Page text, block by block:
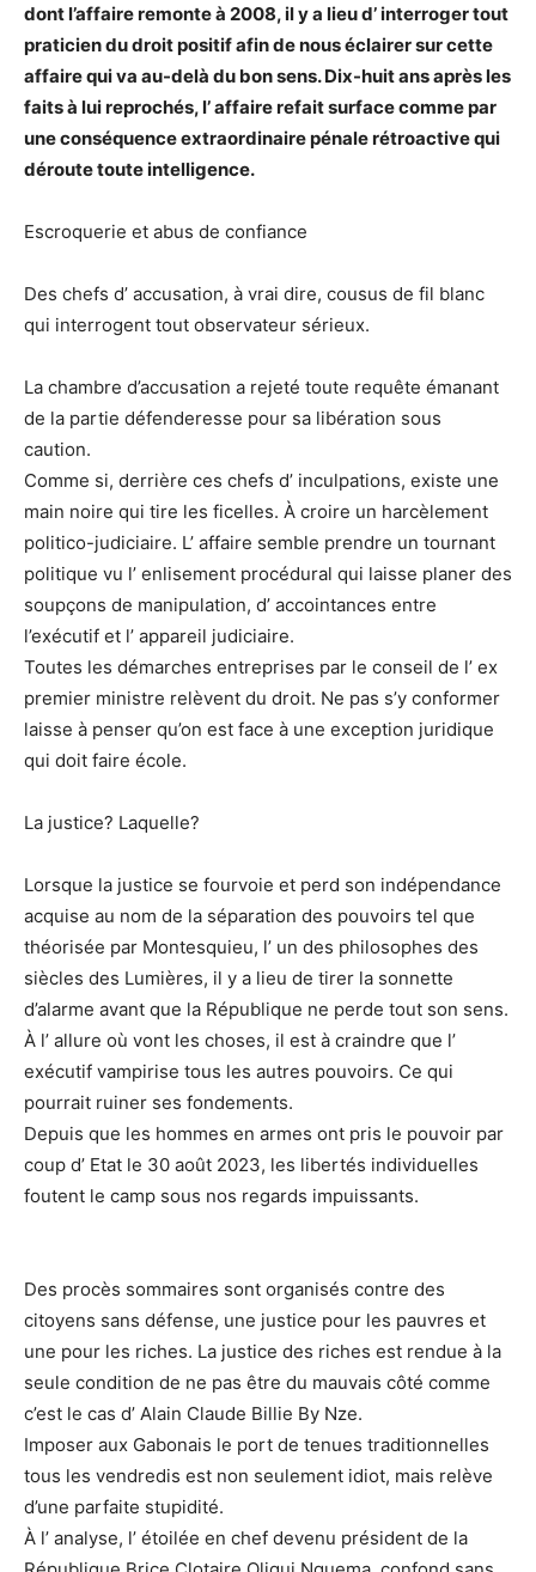
dont l’affaire remonte à 2008, il y a lieu d’ interroger tout
praticien du droit positif afin de nous éclairer sur cette
affaire qui va au-delà du bon sens. Dix-huit ans après les
faits à lui reprochés, l’ affaire refait surface comme par
une conséquence extraordinaire pénale rétroactive qui
déroute toute intelligence.
Escroquerie et abus de confiance
Des chefs d’ accusation, à vrai dire, cousus de fil blanc
qui interrogent tout observateur sérieux.
La chambre d’accusation a rejeté toute requête émanant
de la partie défenderesse pour sa libération sous
caution.
Comme si, derrière ces chefs d’ inculpations, existe une
main noire qui tire les ficelles. À croire un harcèlement
politico-judiciaire. L’ affaire semble prendre un tournant
politique vu l’ enlisement procédural qui laisse planer des
soupçons de manipulation, d’ accointances entre
l’exécutif et l’ appareil judiciaire.
Toutes les démarches entreprises par le conseil de l’ ex
premier ministre relèvent du droit. Ne pas s’y conformer
laisse à penser qu’on est face à une exception juridique
qui doit faire école.
La justice? Laquelle?
Lorsque la justice se fourvoie et perd son indépendance
acquise au nom de la séparation des pouvoirs tel que
théorisée par Montesquieu, l’ un des philosophes des
siècles des Lumières, il y a lieu de tirer la sonnette
d’alarme avant que la République ne perde tout son sens.
À l’ allure où vont les choses, il est à craindre que l’
exécutif vampirise tous les autres pouvoirs. Ce qui
pourrait ruiner ses fondements.
Depuis que les hommes en armes ont pris le pouvoir par
coup d’ Etat le 30 août 2023, les libertés individuelles
foutent le camp sous nos regards impuissants.
Des procès sommaires sont organisés contre des
citoyens sans défense, une justice pour les pauvres et
une pour les riches. La justice des riches est rendue à la
seule condition de ne pas être du mauvais côté comme
c’est le cas d’ Alain Claude Billie By Nze.
Imposer aux Gabonais le port de tenues traditionnelles
tous les vendredis est non seulement idiot, mais relève
d’une parfaite stupidité.
À l’ analyse, l’ étoilée en chef devenu président de la